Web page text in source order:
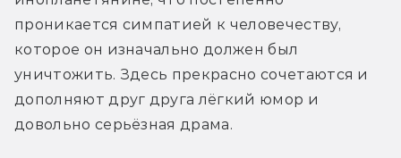
проникается симпатией к человечеству,
которое он изначально должен был
уничтожить. Здесь прекрасно сочетаются и
дополняют друг друга лёгкий юмор и
довольно серьёзная драма.